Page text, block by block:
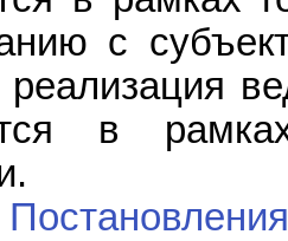
с
в
Постановления